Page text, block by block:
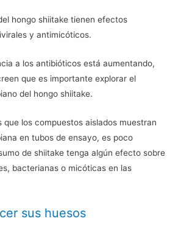
hongo shiitake tienen efectos
y antimicóticos.
a los antibióticos está aumentando,
que es importante explorar el
del hongo shiitake.
que los compuestos aislados muestran
en tubos de ensayo, es poco
de shiitake tenga algún efecto sobre
bacterianas o micóticas en las
sus huesos